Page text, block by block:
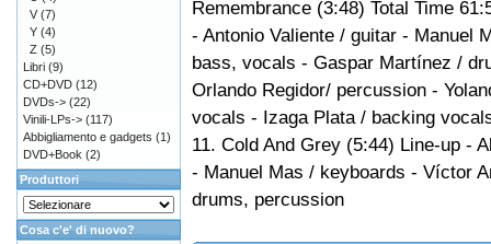
Remembrance (3:48) Total Time
- Antonio Valiente / guitar - Manuel
bass, vocals - Gaspar Martínez /
Orlando Regidor/ percussion -
vocals - Izaga Plata / backing
11. Cold And Grey (5:44) Line-up -
- Manuel Mas / keyboards - Víctor
drums, percussion
V (7)
Y (4)
Z (5)
Libri (9)
CD+DVD (12)
DVDs-> (22)
Vinili-LPs-> (117)
Abbigliamento e gadgets (1)
DVD+Book (2)
Produttori
Cosa c'e' di nuovo?